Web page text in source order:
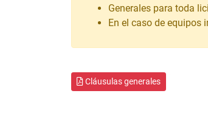
Generales para toda
En el caso de equipos
Cláusulas generales